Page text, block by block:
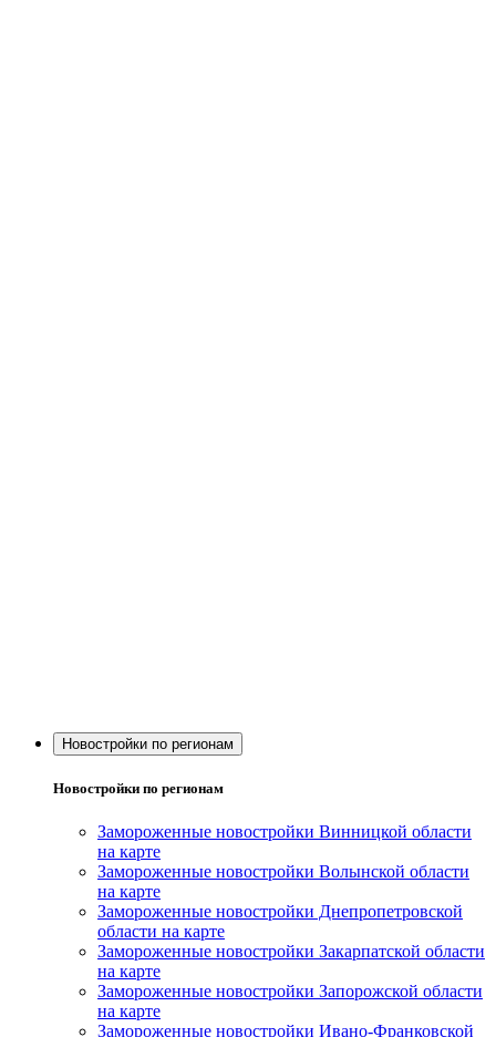
Новостройки по регионам
Новостройки по регионам
Замороженные новостройки Винницкой области
на карте
Замороженные новостройки Волынской области
на карте
Замороженные новостройки Днепропетровской
области на карте
Замороженные новостройки Закарпатской области
на карте
Замороженные новостройки Запорожской области
на карте
Замороженные новостройки Ивано-Франковской